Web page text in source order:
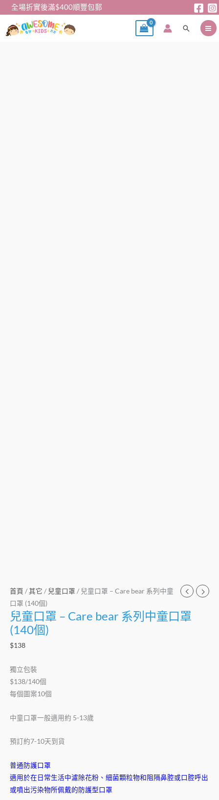
全場折實後滿$400順豐包郵
搜
首頁 /其它 / 兒童口罩 / 兒童口罩 – Care bear 系列中童
口罩 (140個)
兒童口罩 – Care bear 系列中童口罩
(140個)
$138
獨立包裝
$138/140個
每個圖案10個
中童口罩一般適用約 5-13歲
預訂約7-10天到貨
普通防護口罩
適用於在日常生活中濾除花粉、細菌顆粒物和阻隔鼻腔或口腔呼出
或噴出污染物所佩戴的防護型口罩